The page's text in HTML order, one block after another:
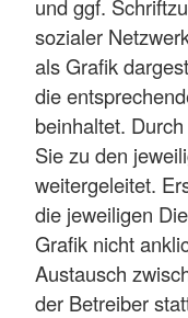
und ggf.
sozialer
als Grafik
die
beinhaltet.
Sie zu den
weitergeleitet.
die jeweiligen
Grafik nicht
Austausch
der Betreiber